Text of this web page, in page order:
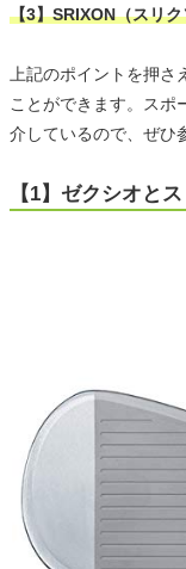
【3】SRIXON（スリ
上記のポイントを押さ
ことができます。スポ
介しているので、ぜひ
【1】ゼクシオと